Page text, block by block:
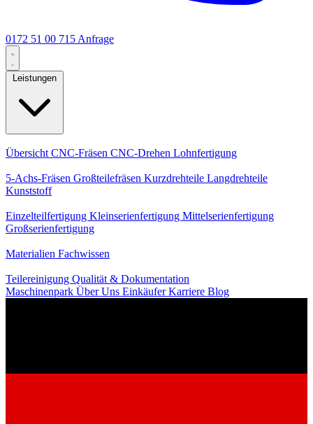
0172 51 00 715 Anfrage
Leistungen
Übersicht CNC-Fräsen CNC-Drehen Lohnfertigung
5-Achs-Fräsen Großteilefräsen Kurzdrehteile Langdrehteile
Kunststoff
Einzelteilfertigung Kleinserienfertigung Mittelserienfertigung
Großserienfertigung
Materialien Fachwissen
Teilereinigung Qualität & Dokumentation
Maschinenpark Über Uns EinkäuferKarriere Blog